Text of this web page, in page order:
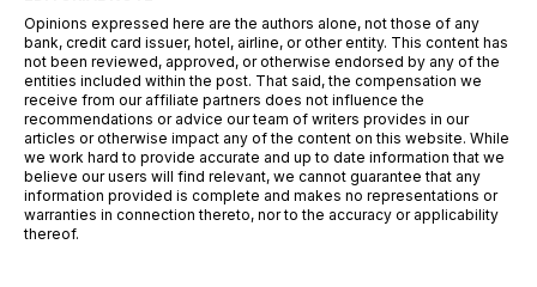
Opinions expressed here are the authors alone, not those of any
bank, credit card issuer, hotel, airline, or other entity. This content has
not been reviewed, approved, or otherwise endorsed by any of the
entities included within the post. That said, the compensation we
receive from our affiliate partners does not influence the
recommendations or advice our team of writers provides in our
articles or otherwise impact any of the content on this website. While
we work hard to provide accurate and up to date information that we
believe our users will find relevant, we cannot guarantee that any
information provided is complete and makes no representations or
warranties in connection thereto, nor to the accuracy or applicability
thereof.